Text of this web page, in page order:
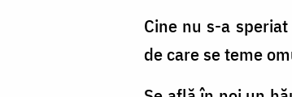
Cine nu s-a
de care se teme